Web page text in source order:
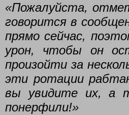
«Пожалуйста,
говорится в
прямо сейчас,
урон, чтобы он
произойти за
эти ротации
вы увидите их, а
понерфили!»